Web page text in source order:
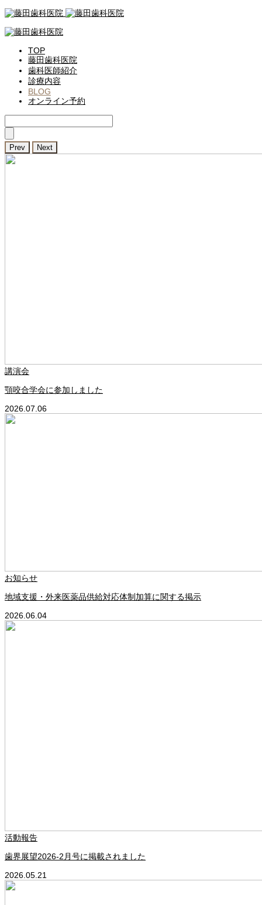
TOP
藤田歯科医院
歯科医師紹介
診療内容
BLOG
オンライン予約
Prev Next
講演会
顎咬合学会に参加しました
2026.07.06
お知らせ
地域支援・外来医薬品供給対応体制加算に関する掲示
2026.06.04
活動報告
歯界展望2026‐2月号に掲載されました
2026.05.21